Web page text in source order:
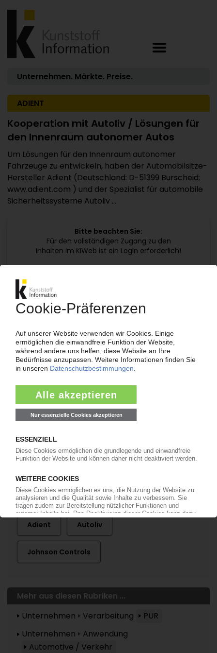
Unternehmen. Märkte. Preise.
ADIENT
Kooperation mit Autoliv / Lösungen für
den Innenraum autonomer Autos
Um Lösungen für den Innenraum autonomer
Fahrzeuge zu entwickeln, haben der Automobilsitze-
Hersteller Adient (Deutschland: D-51399 Burscheid;
www.adient.com ) und der Spezialist für automobile
Sicherheitssysteme Autoliv ...
Bitte beachten Sie:
Für den vollständigen Zugang zu den
Inhalten im KIWeb ist ein Login erforderlich!
Jetzt weiterlesen mit einem KI Abo:
Ihr KI Zugang
jährlich kündbar
ab99€/Monat
Jetzt kostenlos testen
Bereits KI-Abonnent? Jetzt
anmelden!
Mehr zu ...
Adient Autoliv
Johnson Controls
Mehr aus diesen Rubriken ...
Unternehmen
Verarbeitung
PUR
Unternehmen
Anwendung
Automotive / Verkehr